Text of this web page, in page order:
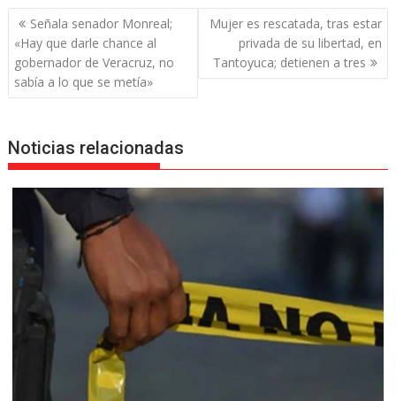
Navegación
de
entradas
Señala senador Monreal;
«Hay que darle chance al
gobernador de Veracruz, no
sabía a lo que se metía»
Mujer es rescatada, tras estar
privada de su libertad, en
Tantoyuca; detienen a tres
Noticias relacionadas